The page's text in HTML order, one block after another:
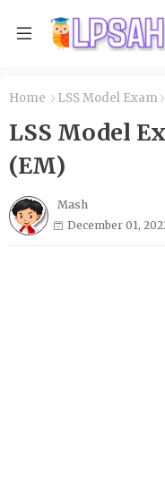
Home LSS Model Exam
LSS Model
(EM)
Mash
December 01,